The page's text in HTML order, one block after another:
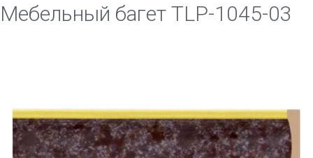
Мебельный багет TLP-1045-03